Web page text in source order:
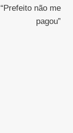
não me
pagou”